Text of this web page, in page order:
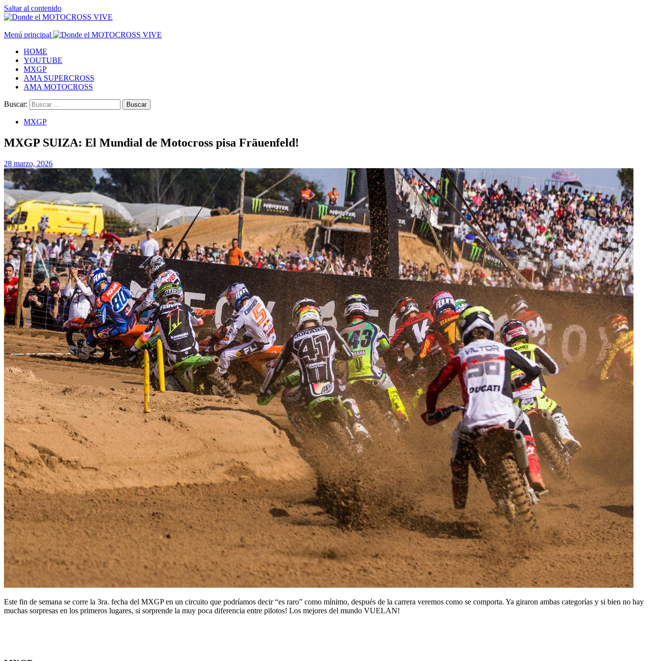
Saltar al contenido
Menú principal
HOME
YOUTUBE
MXGP
AMA SUPERCROSS
AMA MOTOCROSS
Buscar:
MXGP
MXGP SUIZA: El Mundial de Motocross pisa Fräuenfeld!
28 marzo, 2026
Este fin de semana se corre la 3ra. fecha del MXGP en un circuito que podríamos decir “es raro” como mínimo, después de la carrera veremos como se comporta. Ya giraron ambas categorías y si bien no hay
muchas sorpresas en los primeros lugares, si sorprende la muy poca diferencia entre pilotos! Los mejores del mundo VUELAN!